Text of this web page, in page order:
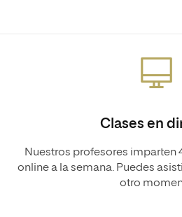
Clases en
Nuestros profesores imparten
online a la semana. Puedes
otro